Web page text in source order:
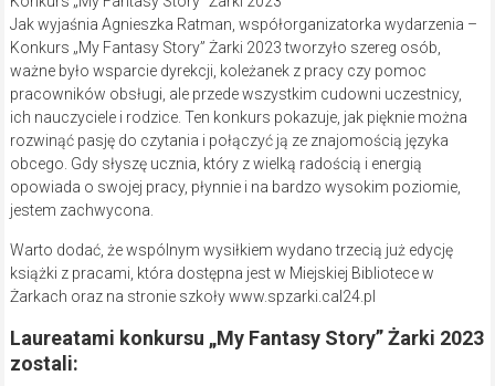
Jak wyjaśnia Agnieszka Ratman, współorganizatorka wydarzenia –
Konkurs „My Fantasy Story” Żarki 2023 tworzyło szereg osób,
ważne było wsparcie dyrekcji, koleżanek z pracy czy pomoc
pracowników obsługi, ale przede wszystkim cudowni uczestnicy,
ich nauczyciele i rodzice. Ten konkurs pokazuje, jak pięknie można
rozwinąć pasję do czytania i połączyć ją ze znajomością języka
obcego. Gdy słyszę ucznia, który z wielką radością i energią
opowiada o swojej pracy, płynnie i na bardzo wysokim poziomie,
jestem zachwycona.
Warto dodać, że wspólnym wysiłkiem wydano trzecią już edycję
książki z pracami, która dostępna jest w Miejskiej Bibliotece w
Żarkach oraz na stronie szkoły www.spzarki.cal24.pl
Laureatami konkursu „My Fantasy Story” Żarki 2023
zostali: